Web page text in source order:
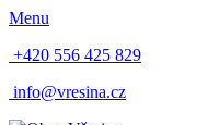
Menu
+420 556 425 829
info@vresina.cz